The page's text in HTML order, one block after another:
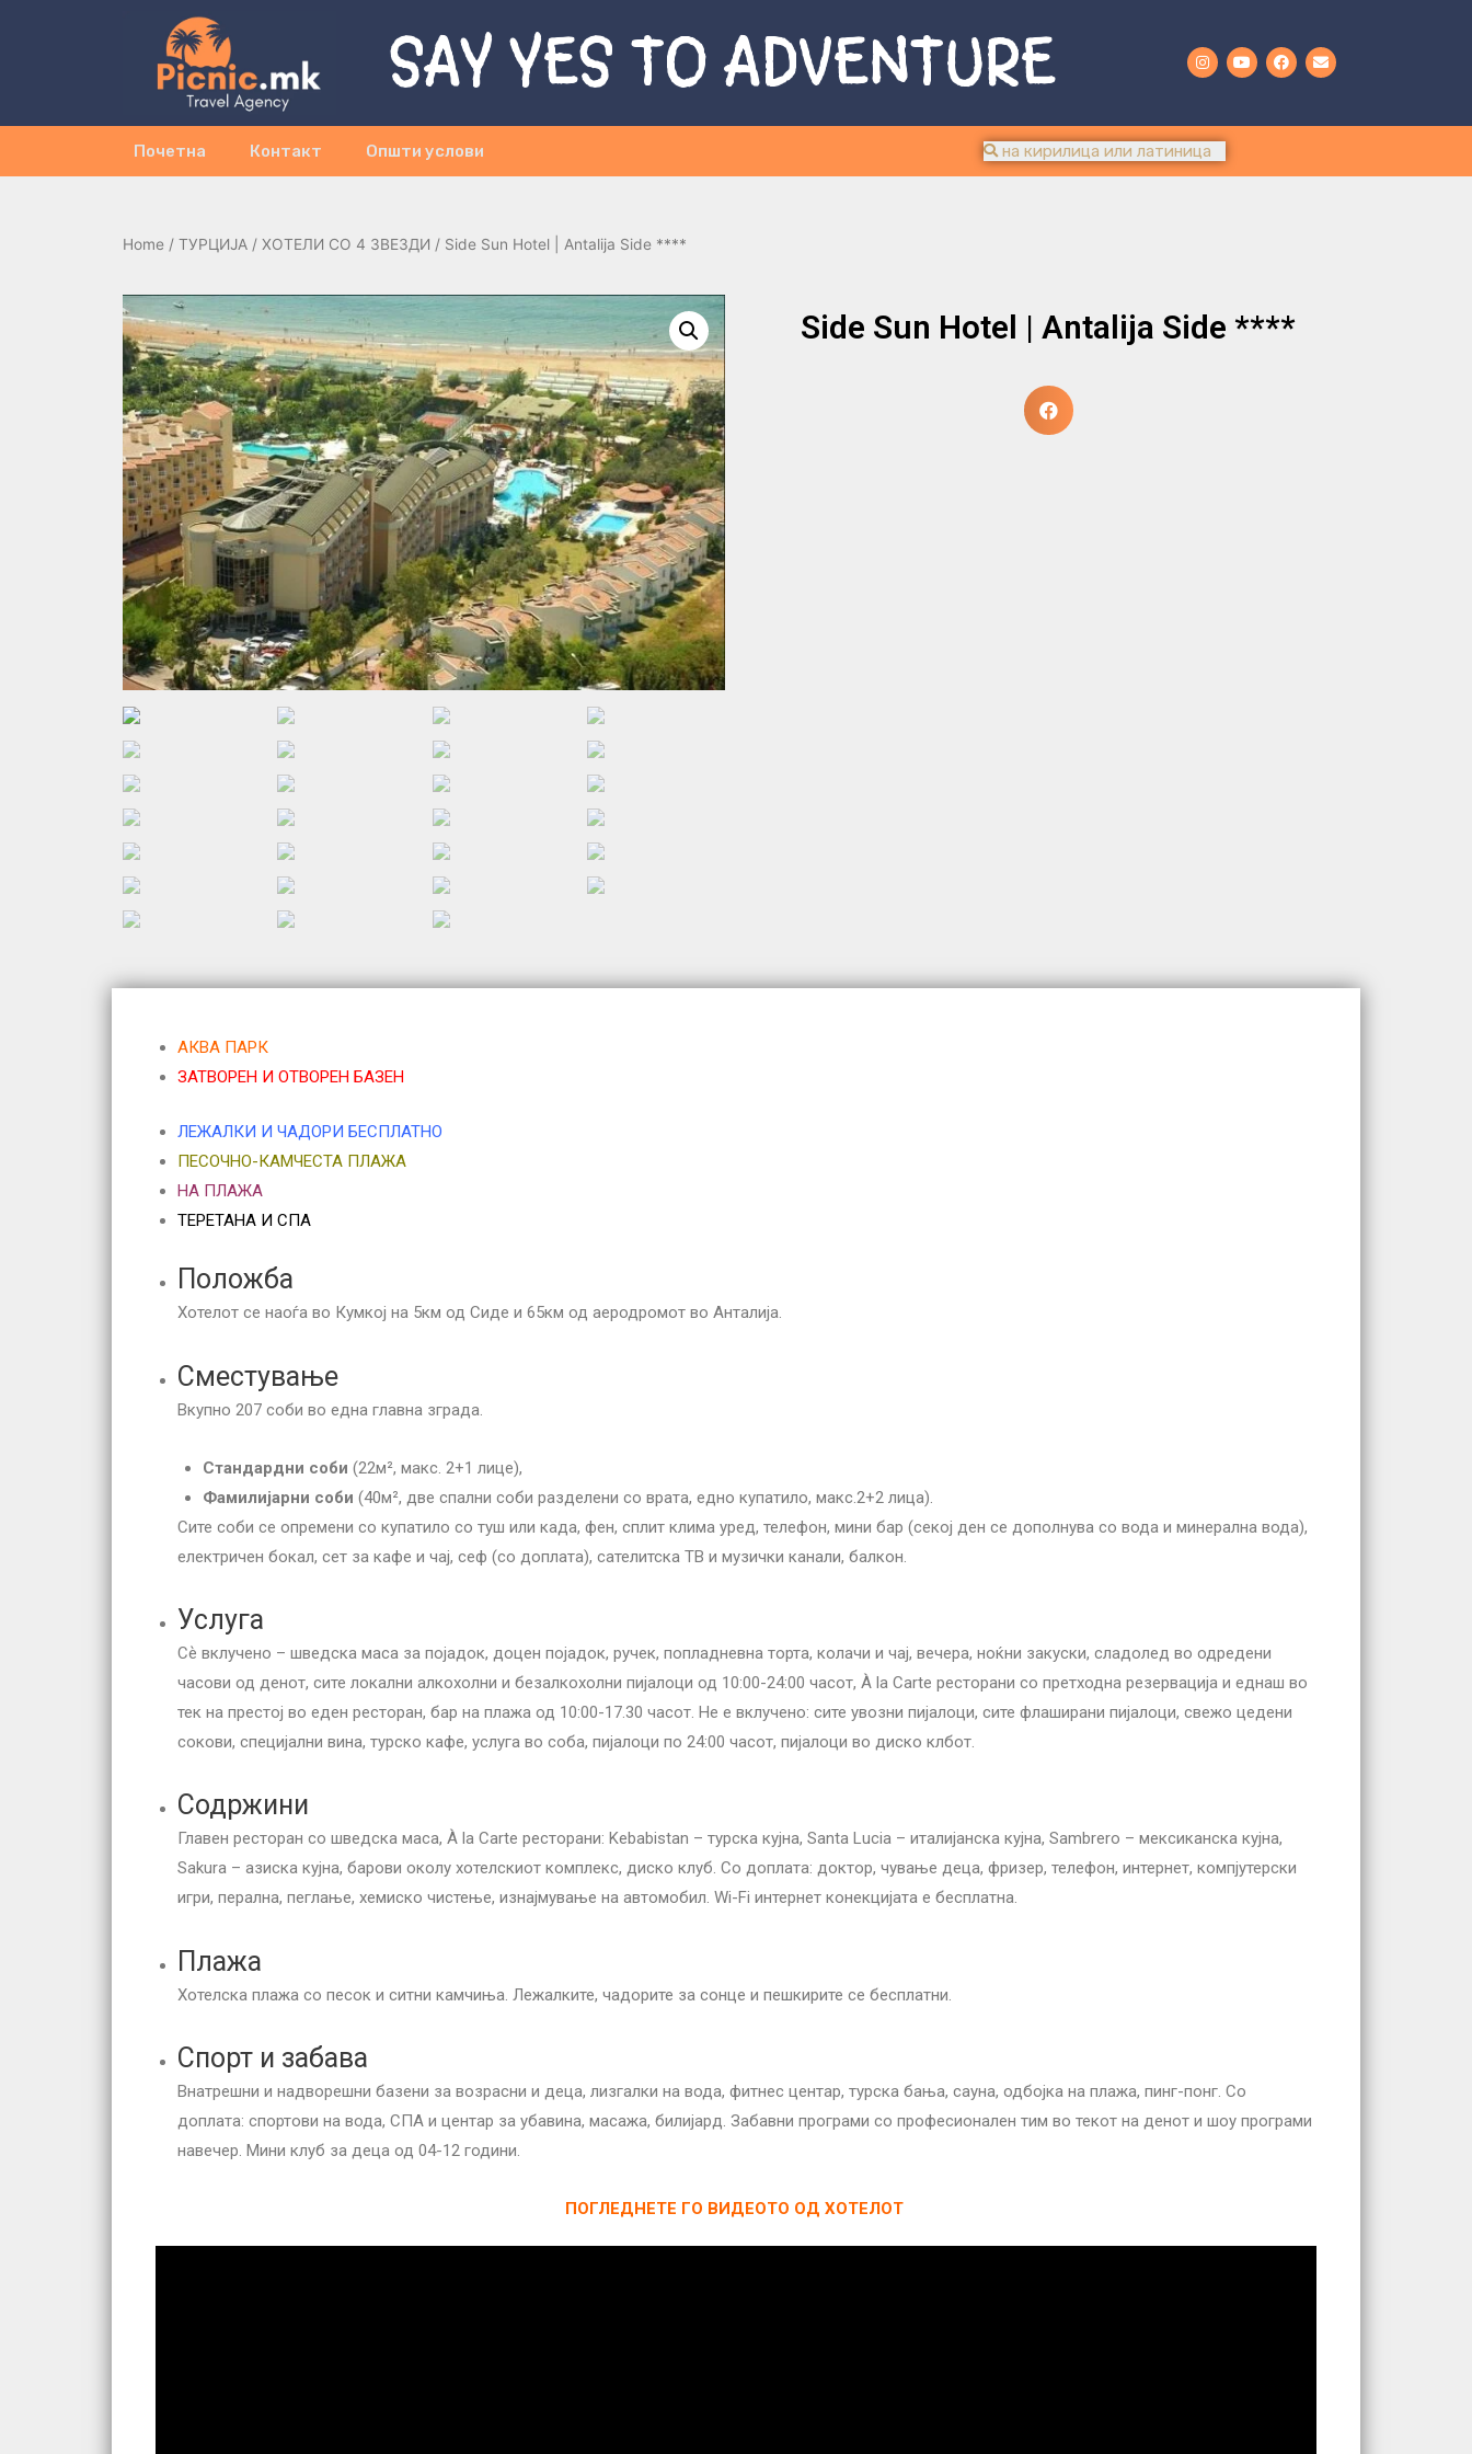
SAY YES TO ADVENTURE
Почетна Контакт Општи услови
Home / ТУРЦИЈА / ХОТЕЛИ СО 4 ЗВЕЗДИ / Side Sun Hotel | Antalija Side ****
Side Sun Hotel | Antalija Side ****
АКВА ПАРК
ЗАТВОРЕН И ОТВОРЕН БАЗЕН
ЛЕЖАЛКИ И ЧАДОРИ БЕСПЛАТНО
ПЕСОЧНО-КАМЧЕСТА ПЛАЖА
НА ПЛАЖА
ТЕРЕТАНА И СПА
Положба
Хотелот се наоѓа во Кумкој на 5км од Сиде и 65км од аеродромот во Анталија.
Сместување
Вкупно 207 соби во една главна зграда.
Стандардни соби (22м², макс. 2+1 лице),
Фамилијарни соби (40м², две спални соби разделени со врата, едно купатило, макс.2+2 лица).
Сите соби се опремени со купатило со туш или када, фен, сплит клима уред, телефон, мини бар (секој ден се дополнува со вода и минерална вода),
електричен бокал, сет за кафе и чај, сеф (со доплата), сателитска ТВ и музички канали, балкон.
Услуга
Сѐ вклучено – шведска маса за појадок, доцен појадок, ручек, попладневна торта, колачи и чај, вечера, ноќни закуски, сладолед во одредени
часови од денот, сите локални алкохолни и безалкохолни пијалоци од 10:00-24:00 часот, À la Carte ресторани со претходна резервација и еднаш во
тек на престој во еден ресторан, бар на плажа од 10:00-17.30 часот. Не е вклучено: сите увозни пијалоци, сите флаширани пијалоци, свежо цедени
сокови, специјални вина, турско кафе, услуга во соба, пијалоци по 24:00 часот, пијалоци во диско клбот.
Содржини
Главен ресторан со шведска маса, À la Carte ресторани: Kebabistan – турска кујна, Santa Lucia – италијанска кујна, Sambrero – мексиканска кујна,
Sakura – азиска кујна, барови околу хотелскиот комплекс, диско клуб. Со доплата: доктор, чување деца, фризер, телефон, интернет, компјутерски
игри, перална, пеглање, хемиско чистење, изнајмување на автомобил. Wi-Fi интернет конекцијата е бесплатна.
Плажа
Хотелска плажа со песок и ситни камчиња. Лежалките, чадорите за сонце и пешкирите се бесплатни.
Спорт и забава
Внатрешни и надворешни базени за возрасни и деца, лизгалки на вода, фитнес центар, турска бања, сауна, одбојка на плажа, пинг-понг. Со
доплата: спортови на вода, СПА и центар за убавина, масажа, билијард. Забавни програми со професионален тим во текот на денот и шоу програми
навечер. Мини клуб за деца од 04-12 години.
ПОГЛЕДНЕТЕ ГО ВИДЕОТО ОД ХОТЕЛОТ